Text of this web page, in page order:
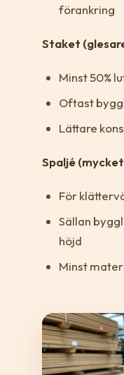
förankring
Staket
Minst 50%
Oftast
Lättare
Spaljé
För
Sällan
höjd
Minst